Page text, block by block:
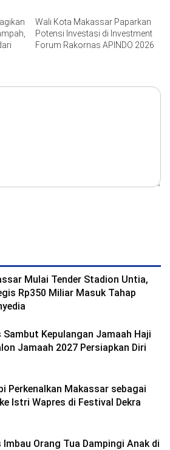
Wali Kota Makassar Paparkan
Potensi Investasi di Investment
Forum Rakornas APINDO 2026
Mulai Tender Stadion Untia,
Rp350 Miliar Masuk Tahap
Kepulangan Jamaah Haji
Jamaah 2027 Persiapkan Diri
Perkenalkan Makassar sebagai
Istri Wapres di Festival Dekra
Orang Tua Dampingi Anak di